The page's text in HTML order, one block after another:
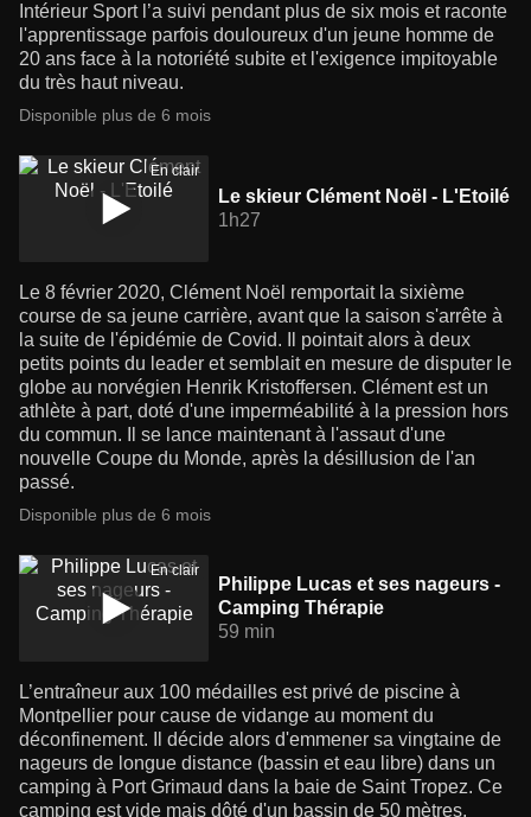
Intérieur Sport l’a suivi pendant plus de six mois et raconte
l'apprentissage parfois douloureux d'un jeune homme de
20 ans face à la notoriété subite et l'exigence impitoyable
du très haut niveau.
Disponible plus de 6 mois
En clair
Le skieur Clément Noël - L'Etoilé
1h27
Le 8 février 2020, Clément Noël remportait la sixième
course de sa jeune carrière, avant que la saison s'arrête à
la suite de l'épidémie de Covid. Il pointait alors à deux
petits points du leader et semblait en mesure de disputer le
globe au norvégien Henrik Kristoffersen. Clément est un
athlète à part, doté d'une imperméabilité à la pression hors
du commun. Il se lance maintenant à l'assaut d'une
nouvelle Coupe du Monde, après la désillusion de l'an
passé.
Disponible plus de 6 mois
En clair
Philippe Lucas et ses nageurs -
Camping Thérapie
59 min
L’entraîneur aux 100 médailles est privé de piscine à
Montpellier pour cause de vidange au moment du
déconfinement. Il décide alors d'emmener sa vingtaine de
nageurs de longue distance (bassin et eau libre) dans un
camping à Port Grimaud dans la baie de Saint Tropez. Ce
camping est vide mais dôté d'un bassin de 50 mètres,